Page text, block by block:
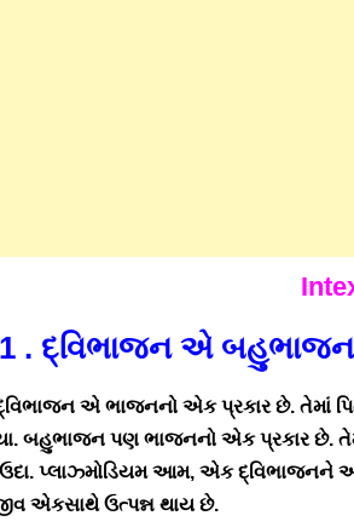
1 . દ્વિભાજન એ
એ ભાજનનો એક પ્રકાર છે. તેમાં
બહુભાજન પણ ભાજનનો એક પ્રકાર છે.
ઉદા. પ્લાઝ્મોડિયમ આમ, એક
એકસાથે ઉત્પન્ન થાય છે.